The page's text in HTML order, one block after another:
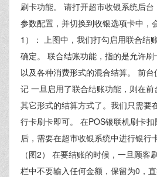
刷卡功能。 请打开超市收银系统后台
参数配置，并切换到收银选项卡中，
1）： 上图中，我们打勾启用联合结
确定。 联合结账功能，指的是允许刷
以及各种消费形式的混合结算。 前
记 一旦启用了联合结账功能，则在
其它形式的结算方式了。我们只需要
行卡刷卡即可。 在POS银联机刷卡
后，需要在超市收银系统中进行银行
（图2） 在要结账的时候，一旦顾客
栏中不要输入任何金额，保留为0，